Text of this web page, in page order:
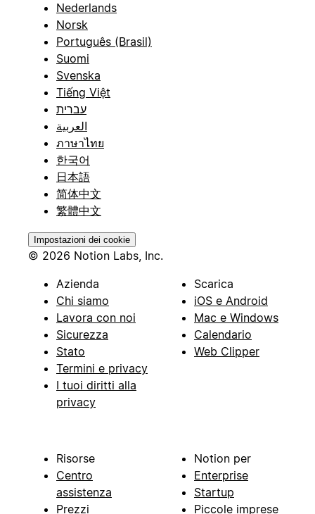
Nederlands
Norsk
Português (Brasil)
Suomi
Svenska
Tiếng Việt
עברית
العربية
ภาษาไทย
한국어
日本語
简体中文
繁體中文
Impostazioni dei cookie
© 2026 Notion Labs, Inc.
Azienda
Chi siamo
Lavora con noi
Sicurezza
Stato
Termini e privacy
I tuoi diritti alla
privacy
Scarica
iOS e Android
Mac e Windows
Calendario
Web Clipper
Risorse
Centro
assistenza
Prezzi
Notion per
Enterprise
Startup
Piccole imprese